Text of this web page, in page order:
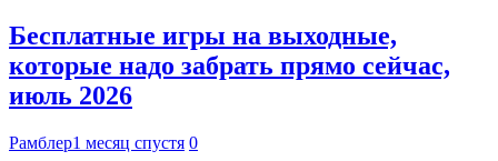
Бесплатные игры на выходные,
которые надо забрать прямо сейчас,
июль 2026
Рамблер1 месяц спустя 0